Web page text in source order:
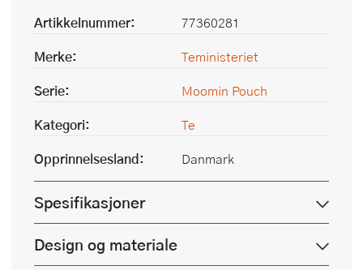
Artikkelnummer:
77360281
Merke:
Teministeriet
Serie:
Moomin Pouch
Kategori:
Te
Opprinnelsesland:
Danmark
Spesifikasjoner
Design og materiale